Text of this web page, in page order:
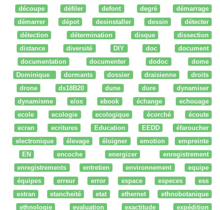
découpe
défiler defont degré
démarrage
démarrer
dépot desinstaller dessin
détecter
détection
détermination disque
dissection
distance
diversité DIY doc
document
documentation
documenter dodoc
dome
Dominique
dormants dossier draisienne
droits
drone
ds18B20 dune dure
dynamiser
dynamisme
e/os ebook échange
echouage
ecole
ecologie ecologique écorché
écoute
ecran
ecritures Education EEDD
éfaroucher
electronique
élevage éloigner emotion
empreinte
EN
encoche energizer
enregistrement
enregistrements
entretien environnement
equipe
équipes
erreur error espace especes
ess
estran
etancheité etat ethernet
ethnobotanique
ethnologie
evaluation exactitude expédition